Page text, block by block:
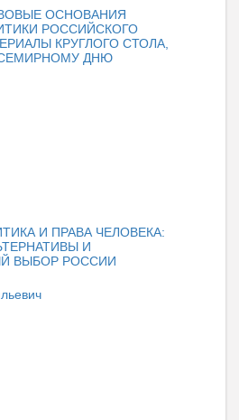
ОСНОВАНИЯ
РОССИЙСКОГО
КРУГЛОГО СТОЛА,
ДНЮ
И ПРАВА ЧЕЛОВЕКА:
И
ВЫБОР РОССИИ